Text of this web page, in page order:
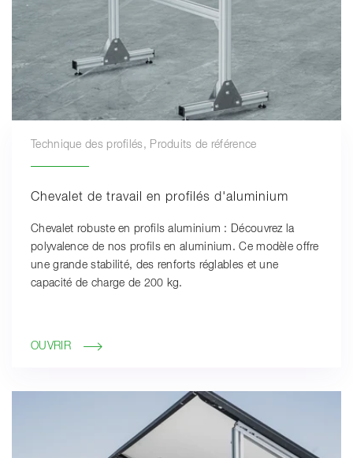
Technique des profilés, Produits de référence
Chevalet de travail en profilés d'aluminium
Chevalet robuste en profils aluminium : Découvrez la
polyvalence de nos profils en aluminium. Ce modèle offre
une grande stabilité, des renforts réglables et une
capacité de charge de 200 kg.
OUVRIR